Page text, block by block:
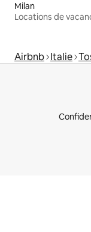
Milan
Locations de
Airbnb Italie